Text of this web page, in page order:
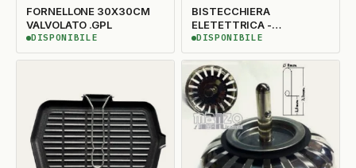
FORNELLONE 30X30CM
VALVOLATO .GPL
DISPONIBILE
DISPONIBILE
BISTECCHIERA
ELETETTRICA -
GIULIETTA G10024
DISPONIBILE
DISPONIBILE